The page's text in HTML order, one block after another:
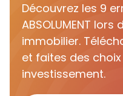
Découvrez les 9
ABSOLUMENT lors
immobilier.
et faites des
investissement.